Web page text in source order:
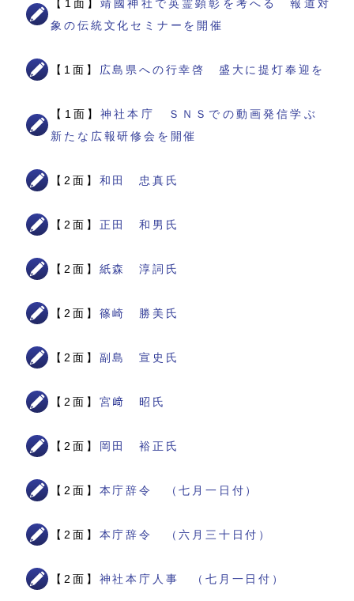
【1面】靖國神社で英霊顕彰を考へる 報道対
象の伝統文化セミナーを開催
【1面】 広島県への行幸啓 盛大に提灯奉迎を
【1面】神社本庁 ＳＮＳでの動画発信学ぶ
新たな広報研修会を開催
【2面】 和田 忠真氏
【2面】 正田 和男氏
【2面】 紙森 淳詞氏
【2面】 篠崎 勝美氏
【2面】 副島 宣史氏
【2面】 宮﨑 昭氏
【2面】 岡田 裕正氏
【2面】 本庁辞令 （七月一日付）
【2面】 本庁辞令 （六月三十日付）
【2面】 神社本庁人事 （七月一日付）